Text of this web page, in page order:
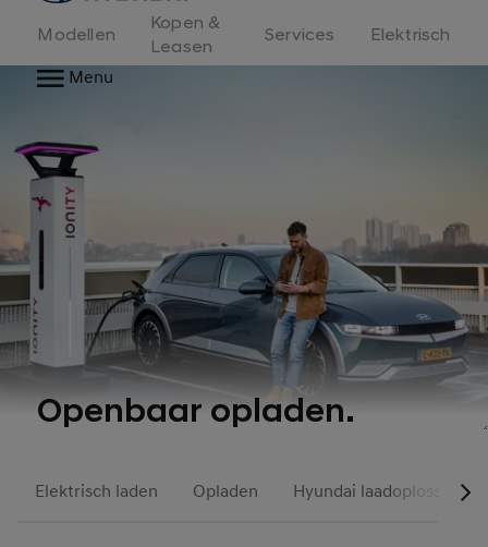
Modellen
Kopen &
Leasen
Services
Elektrisch
Menu
Openbaar opladen.
Elektrisch laden Opladen Hyundai laadoplossingen